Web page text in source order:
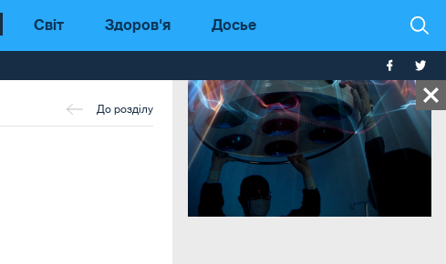
Світ Здоров'я Досье
До розділу